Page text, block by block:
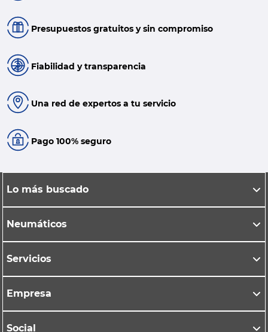
Presupuestos gratuitos y sin compromiso
Fiabilidad y transparencia
Una red de expertos a tu servicio
Pago 100% seguro
Lo más buscado
Neumáticos
Servicios
Empresa
Social